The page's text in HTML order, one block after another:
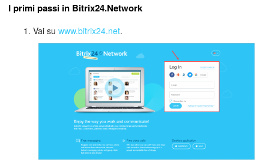
Feed
Messenger
Calendario
Bitrix24 Drive
I primi passi in Bitrix24.Network
Vai su www.bitrix24.net.